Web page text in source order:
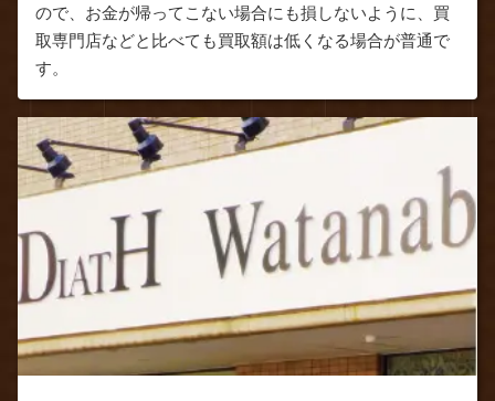
ので、お金が帰ってこない場合にも損しないように、買
取専門店などと比べても買取額は低くなる場合が普通で
す。